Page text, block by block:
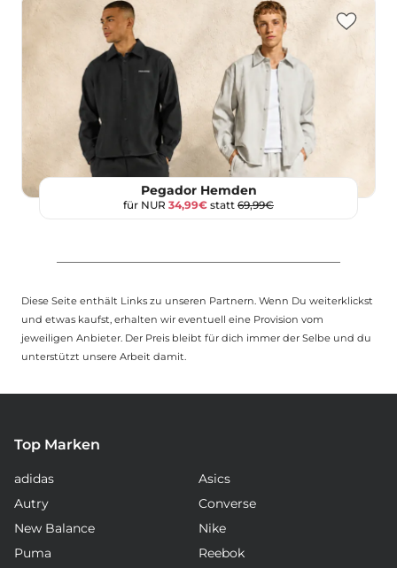
Pegador Hemden
für NUR 34,99€ statt 69,99€
Diese Seite enthält Links zu unseren Partnern. Wenn Du weiterklickst
und etwas kaufst, erhalten wir eventuell eine Provision vom
jeweiligen Anbieter. Der Preis bleibt für dich immer der Selbe und du
unterstützt unsere Arbeit damit.
Top Marken
adidas
Asics
Autry
Converse
New Balance
Nike
Puma
Reebok